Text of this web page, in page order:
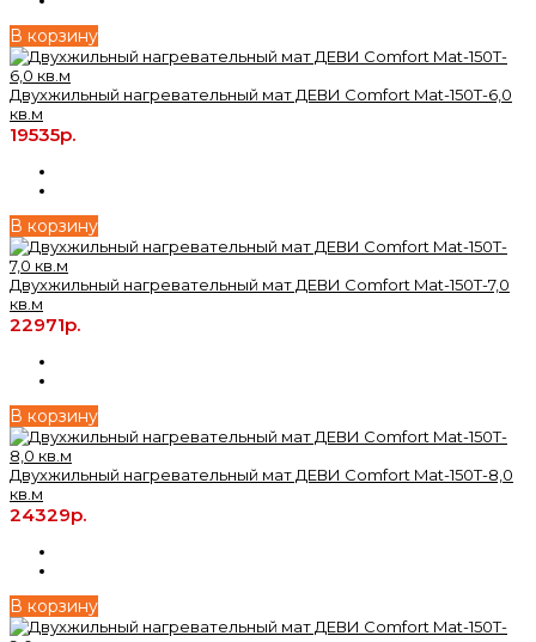
В корзину
Двухжильный нагревательный мат ДЕВИ Comfort Mat-150T-6,0
кв.м
19535р.
В корзину
Двухжильный нагревательный мат ДЕВИ Comfort Mat-150T-7,0
кв.м
22971р.
В корзину
Двухжильный нагревательный мат ДЕВИ Comfort Mat-150T-8,0
кв.м
24329р.
В корзину